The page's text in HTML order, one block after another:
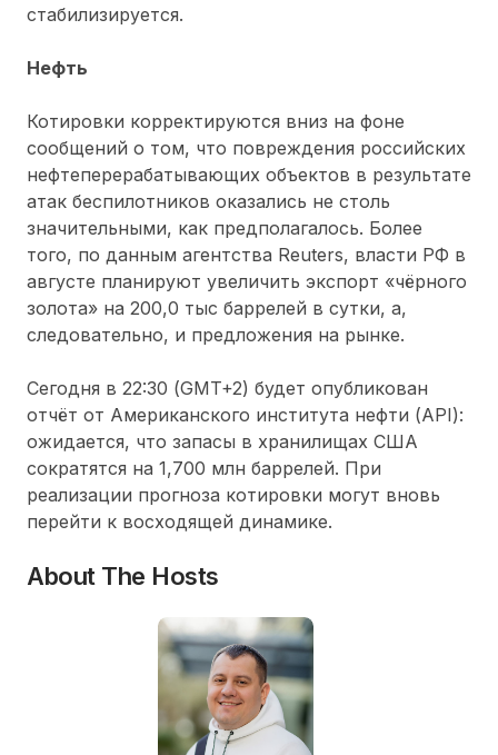
стабилизируется.
Нефть
Котировки корректируются вниз на фоне
сообщений о том, что повреждения российских
нефтеперерабатывающих объектов в результате
атак беспилотников оказались не столь
значительными, как предполагалось. Более
того, по данным агентства Reuters, власти РФ в
августе планируют увеличить экспорт «чёрного
золота» на 200,0 тыс баррелей в сутки, а,
следовательно, и предложения на рынке.
Сегодня в 22:30 (GMT+2) будет опубликован
отчёт от Американского института нефти (API):
ожидается, что запасы в хранилищах США
сократятся на 1,700 млн баррелей. При
реализации прогноза котировки могут вновь
перейти к восходящей динамике.
About The Hosts